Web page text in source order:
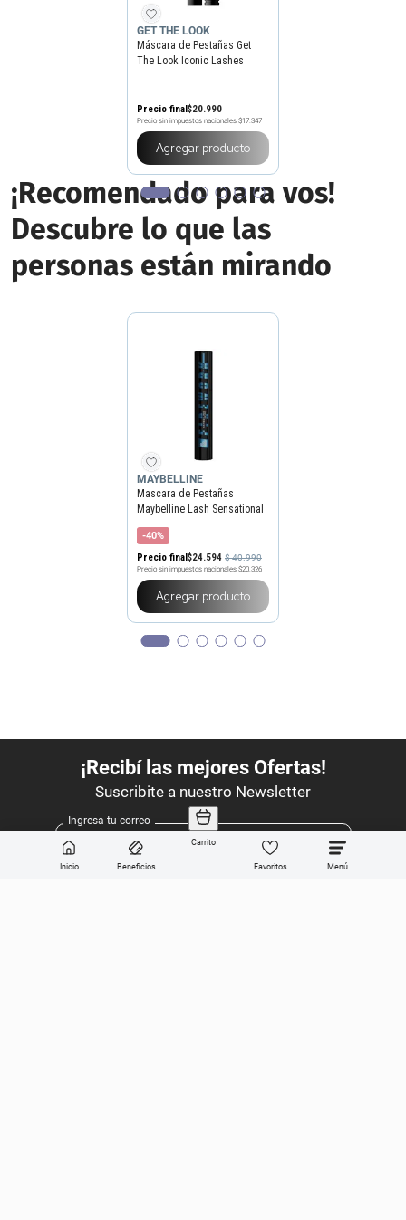
Inicio Beneficios
Carrito
Favoritos
GET THE LOOK
Máscara de Pestañas Get
The Look Iconic Lashes
Precio final$20.990
Precio sin impuestos nacionales $17.347
Agregar producto
¡Recomendado para vos!
Descubre lo que las
personas están mirando
MAYBELLINE
Mascara de Pestañas
Maybelline Lash Sensational
Firework Electro Black x 10
ml-40%
Precio final$24.594 $40.990
Precio sin impuestos nacionales $20.326
Agregar producto